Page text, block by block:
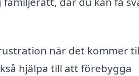
när det kommer
hjälpa till att förebygga